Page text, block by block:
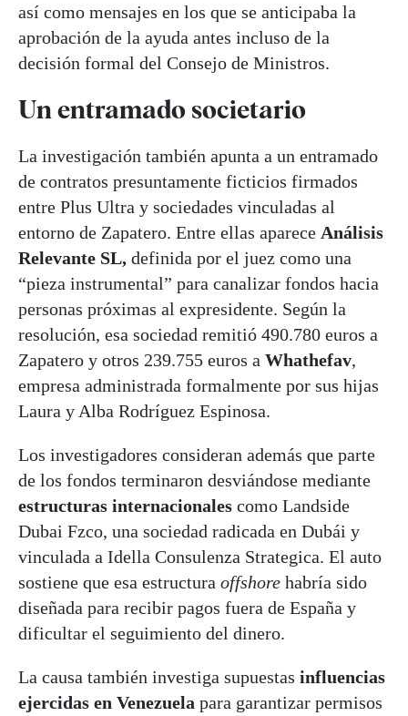
así como mensajes en los que se anticipaba la
aprobación de la ayuda antes incluso de la
decisión formal del Consejo de Ministros.
Un entramado societario
La investigación también apunta a un entramado
de contratos presuntamente ficticios firmados
entre Plus Ultra y sociedades vinculadas al
entorno de Zapatero. Entre ellas aparece Análisis
Relevante SL, definida por el juez como una
“pieza instrumental” para canalizar fondos hacia
personas próximas al expresidente. Según la
resolución, esa sociedad remitió 490.780 euros a
Zapatero y otros 239.755 euros a Whathefav,
empresa administrada formalmente por sus hijas
Laura y Alba Rodríguez Espinosa.
Los investigadores consideran además que parte
de los fondos terminaron desviándose mediante
estructuras internacionales como Landside
Dubai Fzco, una sociedad radicada en Dubái y
vinculada a Idella Consulenza Strategica. El auto
sostiene que esa estructura offshore habría sido
diseñada para recibir pagos fuera de España y
dificultar el seguimiento del dinero.
La causa también investiga supuestas influencias
ejercidas en Venezuela para garantizar permisos